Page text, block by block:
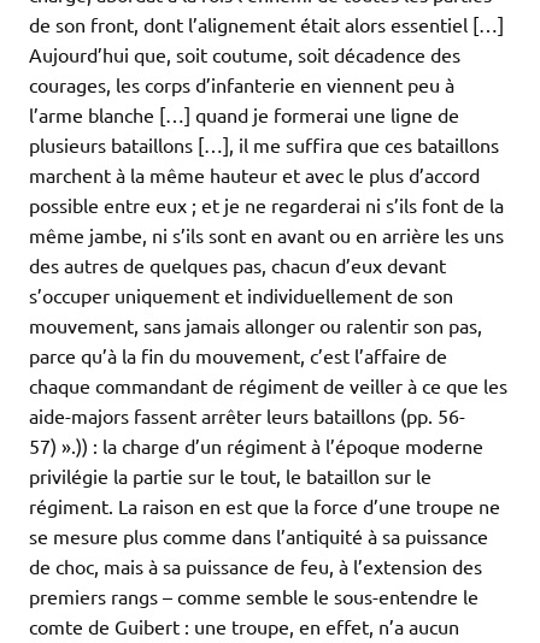
de son front, dont l’alignement était alors essentiel […]
Aujourd’hui que, soit coutume, soit décadence des
courages, les corps d’infanterie en viennent peu à
l’arme blanche […] quand je formerai une ligne de
plusieurs bataillons […], il me suffira que ces bataillons
marchent à la même hauteur et avec le plus d’accord
possible entre eux ; et je ne regarderai ni s’ils font de la
même jambe, ni s’ils sont en avant ou en arrière les uns
des autres de quelques pas, chacun d’eux devant
s’occuper uniquement et individuellement de son
mouvement, sans jamais allonger ou ralentir son pas,
parce qu’à la fin du mouvement, c’est l’affaire de
chaque commandant de régiment de veiller à ce que les
aide-majors fassent arrêter leurs bataillons (pp. 56-
57) ».)) : la charge d’un régiment à l’époque moderne
privilégie la partie sur le tout, le bataillon sur le
régiment. La raison en est que la force d’une troupe ne
se mesure plus comme dans l’antiquité à sa puissance
de choc, mais à sa puissance de feu, à l’extension des
premiers rangs – comme semble le sous-entendre le
comte de Guibert : une troupe, en effet, n’a aucun